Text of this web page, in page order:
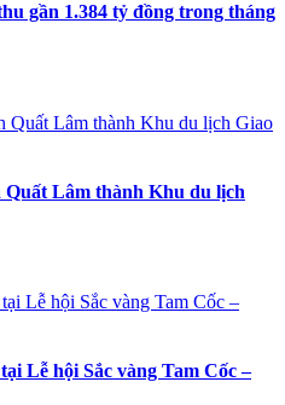
gần 1.384 tỷ đồng trong tháng
Lâm thành Khu du lịch
Lễ hội Sắc vàng Tam Cốc –